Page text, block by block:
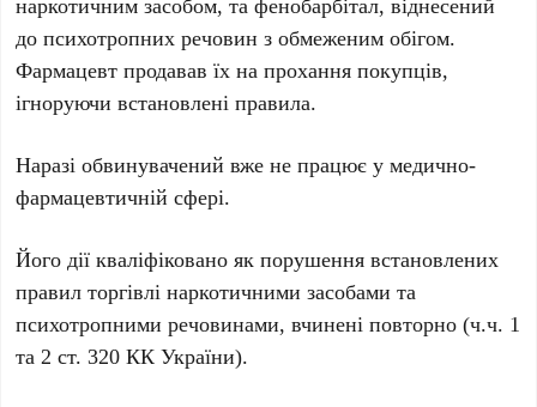
до психотропних речовин з обмеженим обігом.
Фармацевт продавав їх на прохання покупців,
ігноруючи встановлені правила.
Наразі обвинувачений вже не працює у медично-
фармацевтичній сфері.
Його дії кваліфіковано як порушення встановлених
правил торгівлі наркотичними засобами та
психотропними речовинами, вчинені повторно (ч.ч. 1
та 2 ст. 320 КК України).